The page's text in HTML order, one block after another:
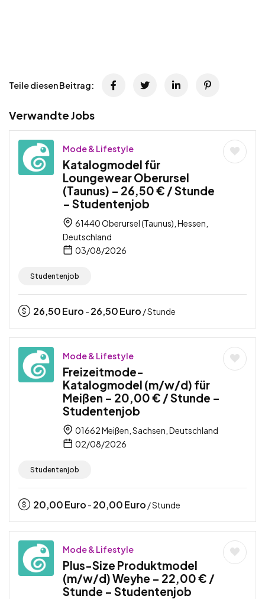
Teile diesen Beitrag:
Verwandte Jobs
Mode & Lifestyle
Katalogmodel für
Loungewear Oberursel
(Taunus) – 26,50 € / Stunde
– Studentenjob
61440 Oberursel (Taunus), Hessen,
Deutschland
03/08/2026
Studentenjob
26,50Euro - 26,50Euro / Stunde
Mode & Lifestyle
Freizeitmode-
Katalogmodel (m/w/d) für
Meißen – 20,00 € / Stunde –
Studentenjob
01662 Meißen, Sachsen, Deutschland
02/08/2026
Studentenjob
20,00Euro - 20,00Euro / Stunde
Mode & Lifestyle
Plus-Size Produktmodel
(m/w/d) Weyhe – 22,00 € /
Stunde – Studentenjob